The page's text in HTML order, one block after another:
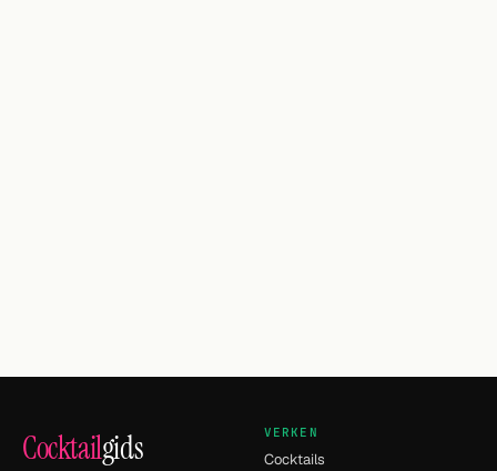
Cocktailgids VERKEN
Cocktails